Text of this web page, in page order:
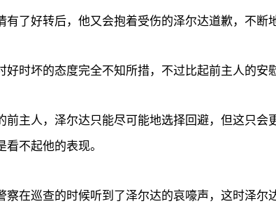
有了好转后，他又会抱着受伤的泽尔达道歉，不断
好时坏的态度完全不知所措，不过比起前主人的安
前主人，泽尔达只能尽可能地选择回避，但这只会
不起他的表现。
察在巡查的时候听到了泽尔达的哀嚎声，这时泽尔